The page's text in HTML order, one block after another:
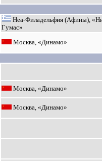
Неа-Филадельфия (Афины),
Гумас»
Москва, «Динамо»
Москва, «Динамо»
Москва, «Динамо»